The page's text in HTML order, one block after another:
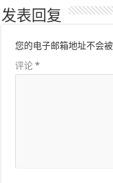
发表回复
您的电子邮箱地址不会被
评论*